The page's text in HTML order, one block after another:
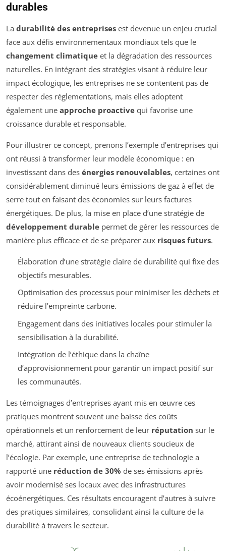
durables
La durabilité des entreprises est devenue un enjeu crucial
face aux défis environnementaux mondiaux tels que le
changement climatique et la dégradation des ressources
naturelles. En intégrant des stratégies visant à réduire leur
impact écologique, les entreprises ne se contentent pas de
respecter des réglementations, mais elles adoptent
également une approche proactive qui favorise une
croissance durable et responsable.
Pour illustrer ce concept, prenons l’exemple d’entreprises qui
ont réussi à transformer leur modèle économique : en
investissant dans des énergies renouvelables, certaines ont
considérablement diminué leurs émissions de gaz à effet de
serre tout en faisant des économies sur leurs factures
énergétiques. De plus, la mise en place d’une stratégie de
développement durable permet de gérer les ressources de
manière plus efficace et de se préparer aux risques futurs.
Élaboration d’une stratégie claire de durabilité qui fixe des
objectifs mesurables.
Optimisation des processus pour minimiser les déchets et
réduire l’empreinte carbone.
Engagement dans des initiatives locales pour stimuler la
sensibilisation à la durabilité.
Intégration de l’éthique dans la chaîne
d’approvisionnement pour garantir un impact positif sur
les communautés.
Les témoignages d’entreprises ayant mis en œuvre ces
pratiques montrent souvent une baisse des coûts
opérationnels et un renforcement de leur réputation sur le
marché, attirant ainsi de nouveaux clients soucieux de
l’écologie. Par exemple, une entreprise de technologie a
rapporté une réduction de 30% de ses émissions après
avoir modernisé ses locaux avec des infrastructures
écoénergétiques. Ces résultats encouragent d’autres à suivre
des pratiques similaires, consolidant ainsi la culture de la
durabilité à travers le secteur.